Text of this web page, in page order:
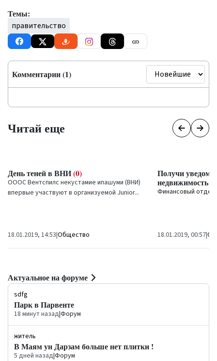
Темы:
правительство
Комментарии (1)
Читай еще
День теней в ВНИ(0)
ОООСВентспилс некустамие ипашуми (ВНИ)
впервые участвуют в организуемой Junior...
18.01.2019, 14:53|Общество
Получи
недвижимость
Финансовый отдел
18.01.2019, 00:57|
Актуальное на форуме
sdfg
Парк в Парвенте
18 минут назад|Форум
житель
В Маям ун Дарзам больше нет плитки !
5 дней назад|Форум